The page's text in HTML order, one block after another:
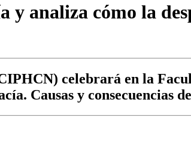
y analiza cómo la
celebrará en la
Causas y consecuencias